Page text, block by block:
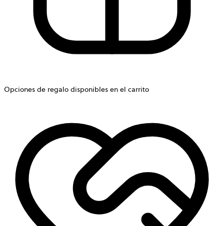
Opciones de regalo disponibles en el carrito